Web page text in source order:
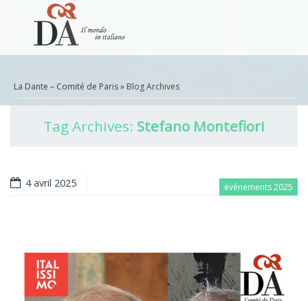
La Dante – Comité de Paris» Blog Archives
Tag Archives: Stefano Montefiori
événements 2025
4 avril 2025